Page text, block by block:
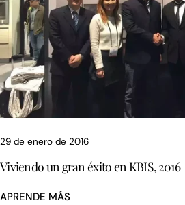
29 de enero de 2016
Viviendo un gran éxito en KBIS, 2016
APRENDE MÁS